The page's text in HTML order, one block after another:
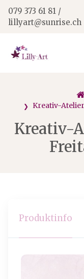
079 373 61 81 /
lillyart@sunrise.ch
Kreativ-
Kreativ-
Produktinfo